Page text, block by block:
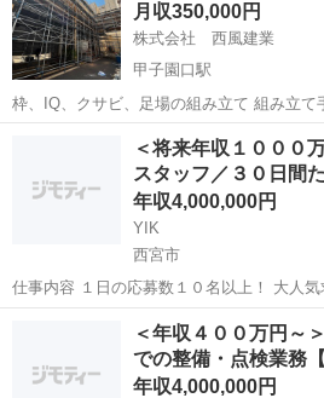
月収350,000円
株式会社 西風建業
甲子園口駅
枠、IQ、クサビ、足場の組み立て 組み立て手元 未経験
年以上経験 有資格者 15000円〜 8年以上18000円〜 社会保険 一
甲子園口駅
＜将来年収１０００
スタッフ／３０日間
年収4,000,000円
YIK
西宮市
仕事内容 １日の応募数１０名以上！ 大人気求人のため採用枠が埋まり
次第即終了とさせていただきます！ 問合わ
仕事内容が少しでも気になりましたら気軽
らお電話を差し上げ...
土木 業務
＜年収４００万円～
での整備・点検業務
年収4,000,000円